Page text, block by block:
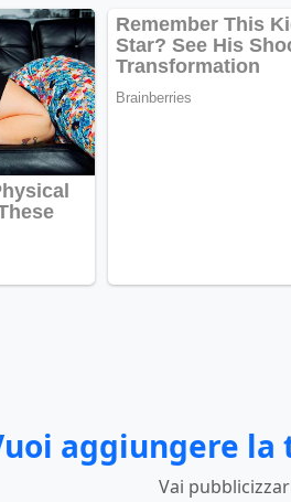
aggiungere
Vai